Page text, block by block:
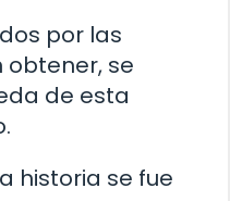
por las
obtener, se
de esta
historia se fue